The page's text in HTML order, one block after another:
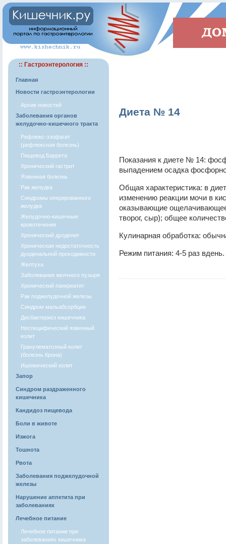
:: Гастроэнтерология ::
Главная
Новости гастроэнтерологии
Архив новостей
Заболевания органов
желудочно-кишечного тракта
Рефлюкс-эзофагит
(рефлюксная болезнь)
Пищевод Баррета
Хронический гастрит
Язвенная болезнь
Рак желудка
Синдромы оперированного
желудка
Желудочно-кишечные
кровотечения
Хронический дуоденит
Хроническая недостаточность
дуоденальной проходимости
Желтуха
Заболевания желчного пузыря
Хронический панкреатит
Рак поджелудочной железы
Синдром мальабсорбции
Дисбактериоз кишечника
Неспецифический язвенный
колит
Гранулематозный колит
(болезнь Крона)
Ишемический колит
Запор
Синдром раздраженного
кишечника
Кандидоз пищевода
Боли в животе
Изжога
Тошнота
Рвота
Заболевания поджелудочной
железы
Нарушение аппетита при
заболеваниях
Лечебное питание
Лечебное питание при
заболеваниях кишечника
Диета № 14
Показания к диете № 14:
выпадением осадка
Общая характеристика: в
изменению реакции мочи в
оказывающие
творог, сыр); общее
Кулинарная обработка:
Режим питания: 4-5 раз вдень.